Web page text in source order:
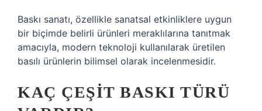
Baskı sanatı, özellikle sanatsal etkinliklere uygun
bir biçimde belirli ürünleri meraklılarına tanıtmak
amacıyla, modern teknoloji kullanılarak üretilen
basılı ürünlerin bilimsel olarak incelenmesidir.
KAÇ ÇEŞIT BASKI TÜRÜ